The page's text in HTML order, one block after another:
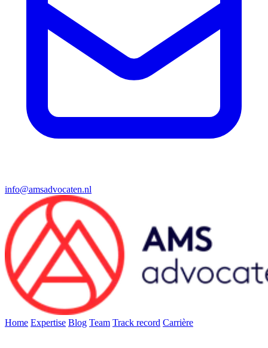
info@amsadvocaten.nl
Home Expertise Blog Team Track record Carrière